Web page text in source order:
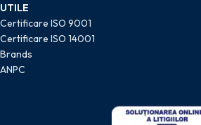
UTILE
Certificare ISO 9001
Certificare ISO 14001
Brands
ANPC